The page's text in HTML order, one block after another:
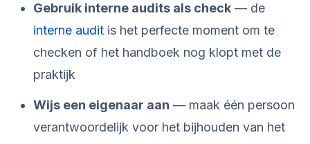
Gebruik interne audits als check — de
interne audit is het perfecte moment om te
checken of het handboek nog klopt met de
praktijk
Wijs een eigenaar aan — maak één persoon
verantwoordelijk voor het bijhouden van het